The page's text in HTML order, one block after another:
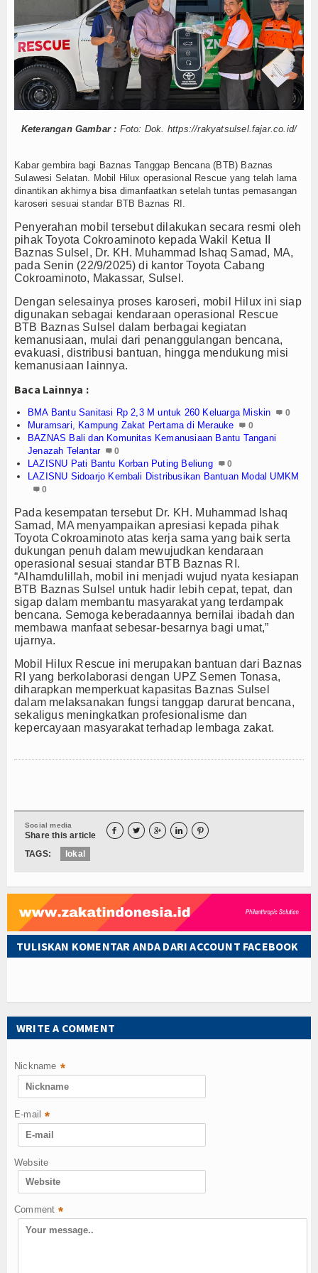
Muzaki
Palestina
Wakaf
Wasiat dan DSKL
Z-UPDATE
Z-Academy
Z-Commerce
Z-Celeb
Z-Jurnal
Z-Style
Z-Travel
PROFIL
Filantroper
Organisasi Filantropi
HIKMAH
Opini
Cerpen
Z-STORY
Z-Story Lokal
Galeri
Agenda
Indeks Berita
Keterangan Gambar : Foto: Dok. https://rakyatsulsel.fajar.co.id/
Kabar gembira bagi Baznas Tanggap Bencana (BTB) Baznas
Sulawesi Selatan. Mobil Hilux operasional Rescue yang telah lama
dinantikan akhirnya bisa dimanfaatkan setelah tuntas pemasangan
karoseri sesuai standar BTB Baznas RI.
Penyerahan mobil tersebut dilakukan secara resmi oleh
pihak Toyota Cokroaminoto kepada Wakil Ketua II
Baznas Sulsel, Dr. KH. Muhammad Ishaq Samad, MA,
pada Senin (22/9/2025) di kantor Toyota Cabang
Cokroaminoto, Makassar, Sulsel.
Dengan selesainya proses karoseri, mobil Hilux ini siap
digunakan sebagai kendaraan operasional Rescue
BTB Baznas Sulsel dalam berbagai kegiatan
kemanusiaan, mulai dari penanggulangan bencana,
evakuasi, distribusi bantuan, hingga mendukung misi
kemanusiaan lainnya.
Baca Lainnya :
BMA Bantu Sanitasi Rp 2,3 M untuk 260 Keluarga Miskin 0
Muramsari, Kampung Zakat Pertama di Merauke 0
BAZNAS Bali dan Komunitas Kemanusiaan Bantu Tangani
Jenazah Telantar
0
LAZISNU Pati Bantu Korban Puting Beliung 0
LAZISNU Sidoarjo Kembali Distribusikan Bantuan Modal UMKM
0
Pada kesempatan tersebut Dr. KH. Muhammad Ishaq
Samad, MA menyampaikan apresiasi kepada pihak
Toyota Cokroaminoto atas kerja sama yang baik serta
dukungan penuh dalam mewujudkan kendaraan
operasional sesuai standar BTB Baznas RI.
“Alhamdulillah, mobil ini menjadi wujud nyata kesiapan
BTB Baznas Sulsel untuk hadir lebih cepat, tepat, dan
sigap dalam membantu masyarakat yang terdampak
bencana. Semoga keberadaannya bernilai ibadah dan
membawa manfaat sebesar-besarnya bagi umat,”
ujarnya.
Mobil Hilux Rescue ini merupakan bantuan dari Baznas
RI yang berkolaborasi dengan UPZ Semen Tonasa,
diharapkan memperkuat kapasitas Baznas Sulsel
dalam melaksanakan fungsi tanggap darurat bencana,
sekaligus meningkatkan profesionalisme dan
kepercayaan masyarakat terhadap lembaga zakat.
Social media
Share this article     
TAGS: lokal
TULISKAN KOMENTAR ANDA DARI ACCOUNT FACEBOOK
WRITE A COMMENT
Nickname *
E-mail *
Website
Comment *